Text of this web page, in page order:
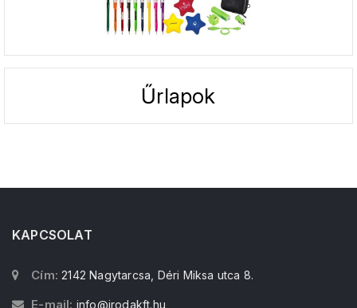
Űrlapok
KAPCSOLAT
Cím: 2142 Nagytarcsa, Déri Miksa utca 8.
E-mail: info@irodakft.hu